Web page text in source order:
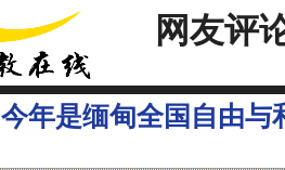
网友评
今年是缅甸全国自由与